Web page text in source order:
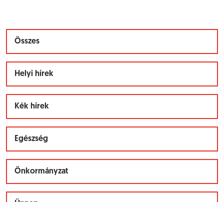
Összes
Helyi hírek
Kék hírek
Egészség
Önkormányzat